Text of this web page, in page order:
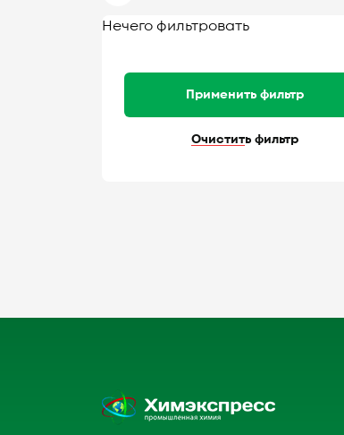
Нечего фильтровать
Применить фильтр
Очистить фильтр